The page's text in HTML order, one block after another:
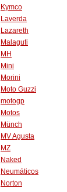
Kymco
Laverda
Lazareth
Malaguti
MH
Mini
Morini
Moto Guzzi
motogp
Motos
Münch
MV Agusta
MZ
Naked
Neumáticos
Norton